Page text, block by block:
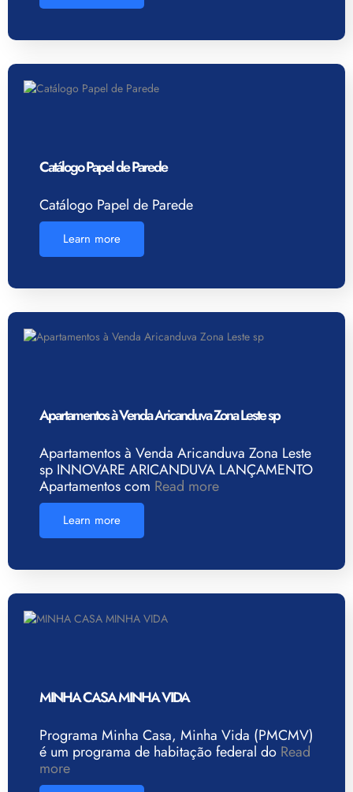
Catálogo Papel de Parede
Catálogo Papel de Parede
Learn more
Apartamentos à Venda Aricanduva Zona Leste sp
Apartamentos à Venda Aricanduva Zona Leste
sp INNOVARE ARICANDUVA LANÇAMENTO
Apartamentos com Read more
Learn more
MINHA CASA MINHA VIDA
Programa Minha Casa, Minha Vida (PMCMV)
é um programa de habitação federal do Read
more